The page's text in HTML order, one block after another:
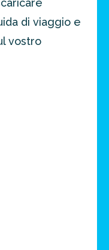
di viaggio e
vostro